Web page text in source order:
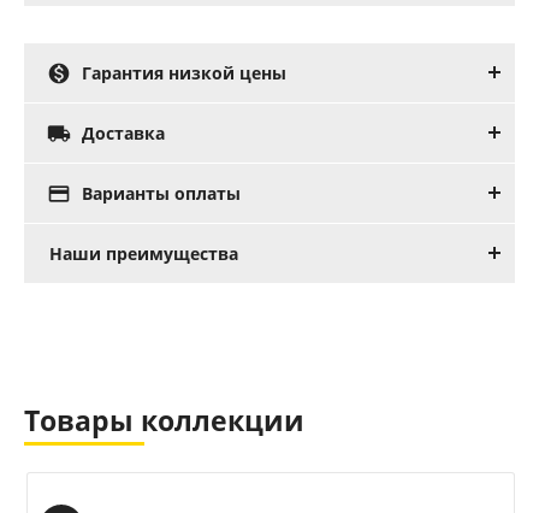
 Гарантия низкой цены
 Доставка
 Варианты оплаты
Наши преимущества
Товары коллекции